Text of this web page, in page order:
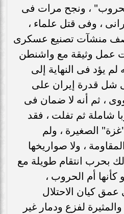
، ونجح مرات فى
، وفى قتل علماء ،
منشآت تصنيع عسكرى
عمل وثيقة مع واشنطن
لم يؤد فى النهاية إلى
شل قدرة إيران على
، ثم أنه لا ضمان فى
شاملة ثم تفلت ، فقد
الصغيرة ، ولم
، ولا صواريخها
بحرب انتقام طويلة مع
كأنها أم الحروب ،
عمق كيان الاحتلال
لفزع ودمار غير